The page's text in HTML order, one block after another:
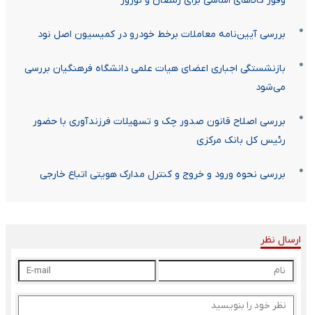
بررسی آیین‌نامه معاملات برخط خودرو در کمیسیون اصل نود
بازنشستگی اجباری اعضای هیات علمی دانشگاه فرهنگیان بررسی
می‌شود
بررسی اصلاح قانون صدور چک و تسهیلات فرزندآوری با حضور
رئیس کل بانک مرکزی
بررسی نحوه ورود و خروج و کنترل مدارک هویتی اتباع خارجی
ارسال نظر